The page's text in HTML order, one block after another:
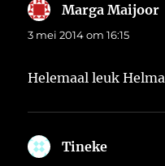
Marga Maijoor
3 mei 2014 om 16:15
Helemaal leuk Helma
Tineke